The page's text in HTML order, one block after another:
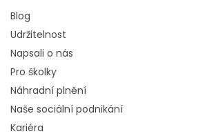
Blog
Udržitelnost
Napsali o nás
Pro školky
Náhradní plnění
Naše sociální podnikání
Kariéra